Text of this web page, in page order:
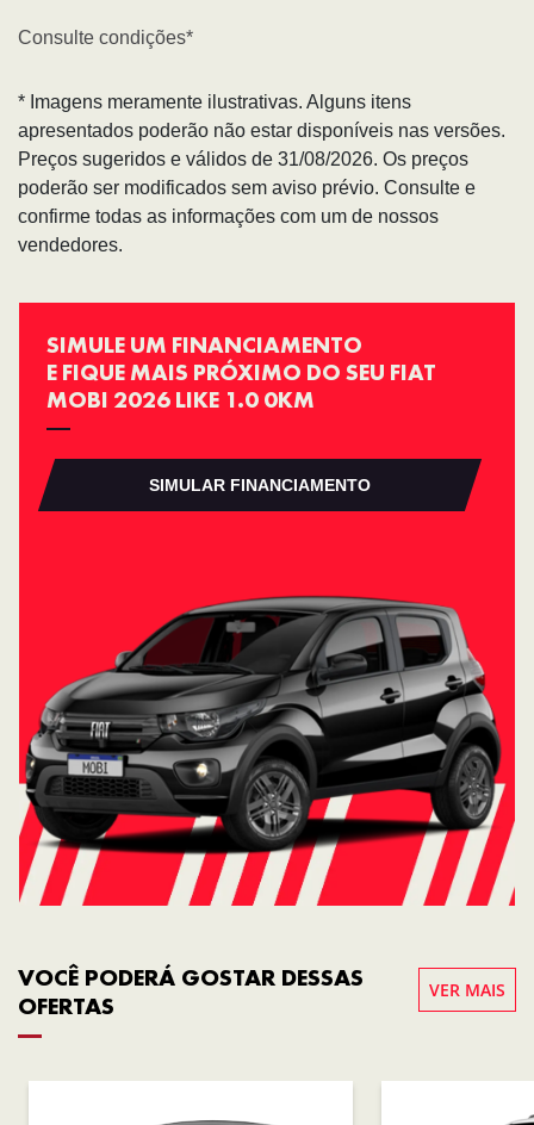
Consulte condições*
* Imagens meramente ilustrativas. Alguns itens
apresentados poderão não estar disponíveis nas versões.
Preços sugeridos e válidos de 31/08/2026. Os preços
poderão ser modificados sem aviso prévio. Consulte e
confirme todas as informações com um de nossos
vendedores.
SIMULE UM FINANCIAMENTO
E FIQUE MAIS PRÓXIMO DO SEU FIAT
MOBI 2026 LIKE 1.0 0KM
SIMULAR FINANCIAMENTO
VOCÊ PODERÁ GOSTAR DESSAS
OFERTAS
VER MAIS